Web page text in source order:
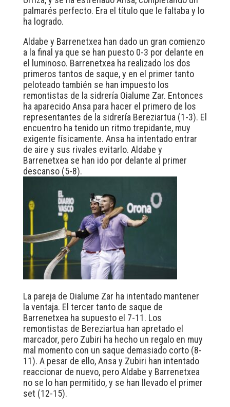
palmarés perfecto. Era el título que le faltaba y lo
ha logrado.
Aldabe y Barrenetxea han dado un gran comienzo
a la final ya que se han puesto 0-3 por delante en
el luminoso. Barrenetxea ha realizado los dos
primeros tantos de saque, y en el primer tanto
peloteado también se han impuesto los
remontistas de la sidrería Oialume Zar. Entonces
ha aparecido Ansa para hacer el primero de los
representantes de la sidrería Bereziartua (1-3). El
encuentro ha tenido un ritmo trepidante, muy
exigente físicamente. Ansa ha intentado entrar
de aire y sus rivales evitarlo. Aldabe y
Barrenetxea se han ido por delante al primer
descanso (5-8).
La pareja de Oialume Zar ha intentado mantener
la ventaja. El tercer tanto de saque de
Barrenetxea ha supuesto el 7-11. Los
remontistas de Bereziartua han apretado el
marcador, pero Zubiri ha hecho un regalo en muy
mal momento con un saque demasiado corto (8-
11). A pesar de ello, Ansa y Zubiri han intentado
reaccionar de nuevo, pero Aldabe y Barrenetxea
no se lo han permitido, y se han llevado el primer
set (12-15).